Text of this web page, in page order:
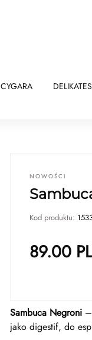
CYGARA
NOWOŚCI
Kod produktu:
89.00
Sambuca Negroni
jako digestif, do